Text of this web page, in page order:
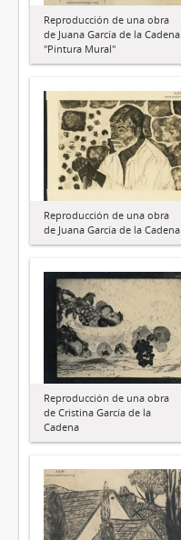
Reproducción de una obra
de Juana García de la Cadena
"Pintura Mural"
Reproducción de una obra
de Juana García de la Cadena
Reproducción de una obra
de Cristina García de la
Cadena